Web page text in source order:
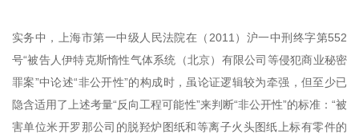
实务中，上海市第一中级人民法院在（2011）沪一中刑终字第552
号“被告人伊特克斯惰性气体系统（北京）有限公司等侵犯商业秘密
罪案”中论述“非公开性”的构成时，虽论证逻辑较为牵强，但至少已
隐含适用了上述考量“反向工程可能性”来判断“非公开性”的标准：“被
害单位米开罗那公司的脱羟炉图纸和等离子火头图纸上标有零件的